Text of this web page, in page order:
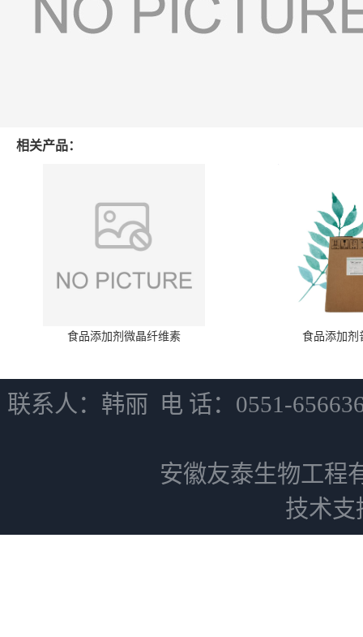
相关产品：
食品添加剂微晶纤维素 食品添加剂
联系人：韩丽 电 话：0551-
安徽友泰生物工程
技术